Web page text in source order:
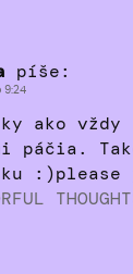
píše:
9:24
ako
páčia.